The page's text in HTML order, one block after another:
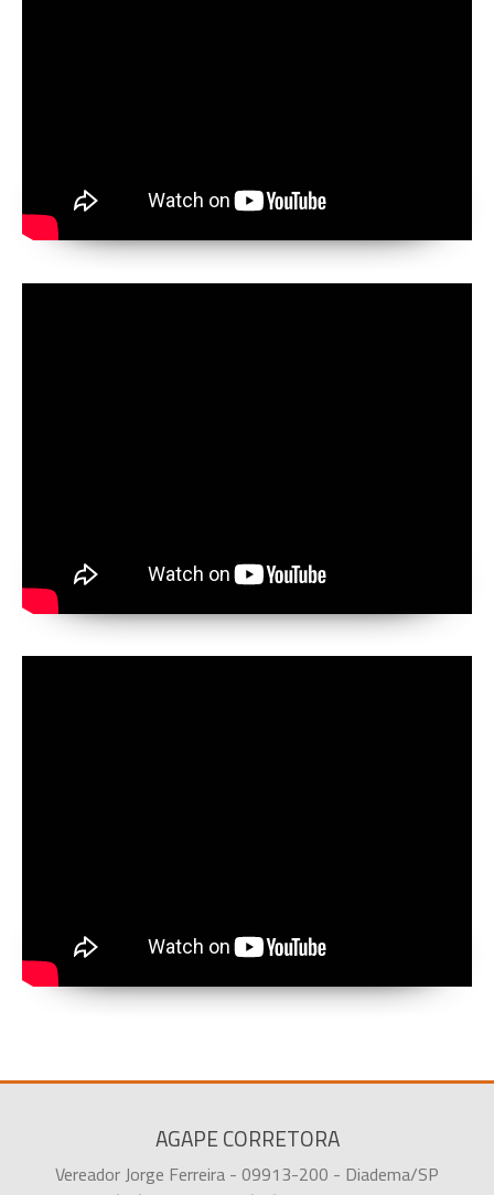
AGAPE CORRETORA
Vereador Jorge Ferreira - 09913-200 - Diadema/SP